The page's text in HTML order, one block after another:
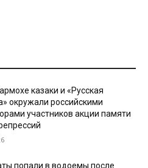
казаки и «Русская
окружали российскими
участников акции памяти
попали в водоемы после